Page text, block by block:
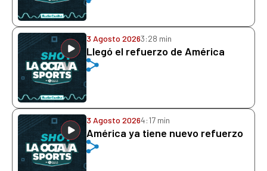
3 Agosto 20263:28 min
Llegó el refuerzo de América
3 Agosto 20264:17 min
América ya tiene nuevo refuerzo